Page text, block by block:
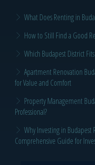
What Does Renting in
How to Still Find a Good
Which Budapest District
Apartment Renovation
for Value and Comfort
Property Management
Professional?
Why Investing in Budapest
Comprehensive Guide for